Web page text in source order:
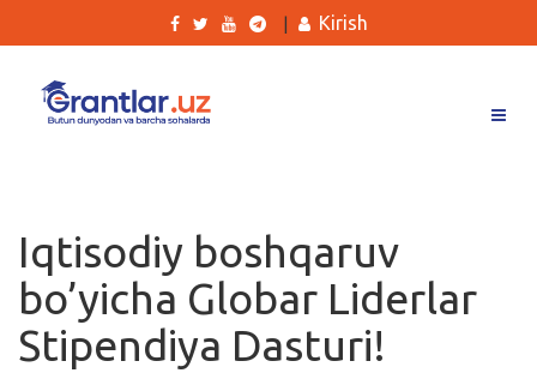
Ishlar
Kurslar
Blog
Kirish
Iqtisodiy boshqaruv
bo’yicha Globar Liderlar
Stipendiya Dasturi!